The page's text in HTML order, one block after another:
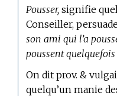
Pousser, signifie
Conseiller,
son ami qui l’a
poussent quelquefois
On dit prov. &
quelqu’un manie